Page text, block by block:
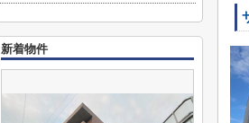
新着物件